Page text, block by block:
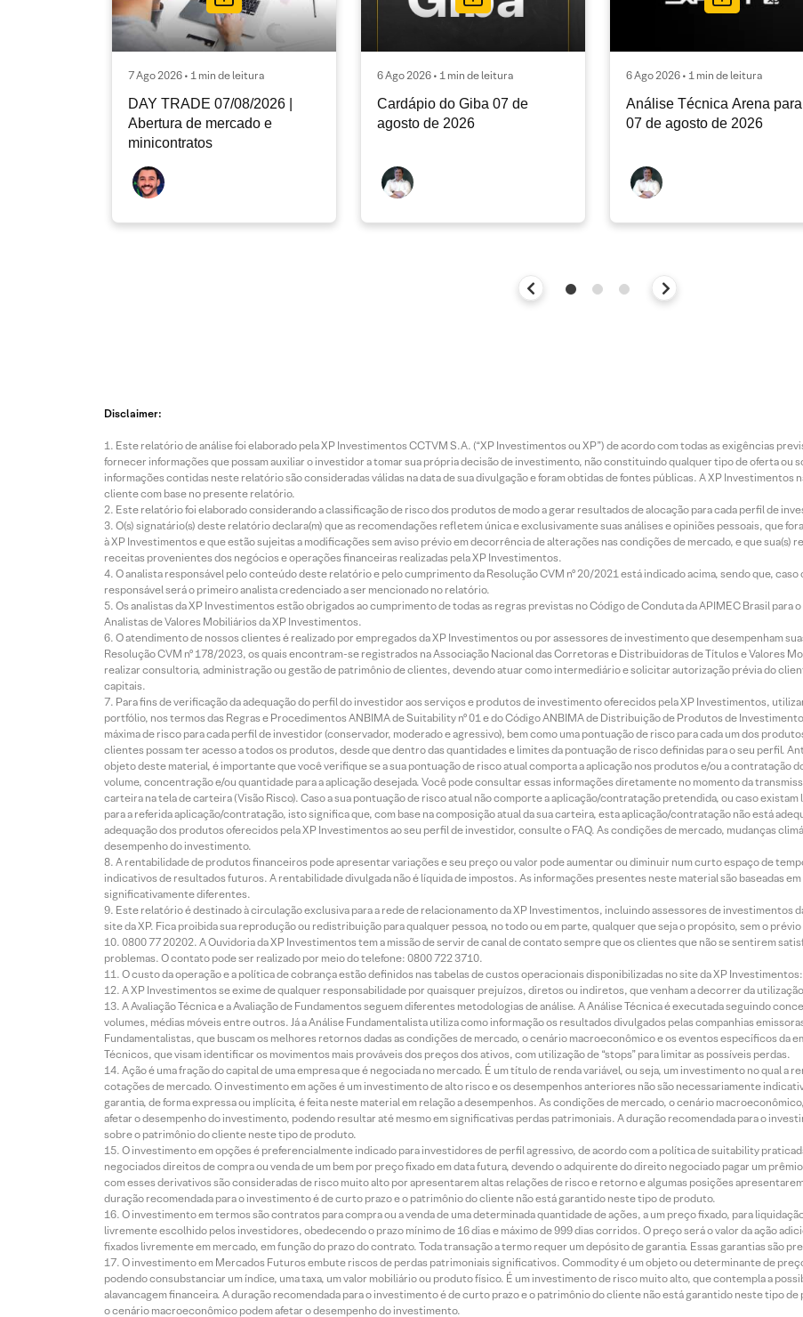
7 Ago 2026 • 1 min de leitura
DAY TRADE 07/08/2026 |
Abertura de mercado e
minicontratos
6 Ago 2026 • 1 min de leitura
Cardápio do Giba 07 de
agosto de 2026
6 Ago 2026 • 1 min de leitura
Análise Técnica Arena para
07 de agosto de 2026
Disclaimer:
Este relatório de análise foi elaborado pela XP Investimentos CCTVM S.A. (“XP Investimentos ou XP”) de acordo com todas as exigências
fornecer informações que possam auxiliar o investidor a tomar sua própria decisão de investimento, não constituindo qualquer tipo de oferta ou
informações contidas neste relatório são consideradas válidas na data de sua divulgação e foram obtidas de fontes públicas. A XP Investimentos
cliente com base no presente relatório.
Este relatório foi elaborado considerando a classificação de risco dos produtos de modo a gerar resultados de alocação para cada perfil de
O(s) signatário(s) deste relatório declara(m) que as recomendações refletem única e exclusivamente suas análises e opiniões pessoais, que
à XP Investimentos e que estão sujeitas a modificações sem aviso prévio em decorrência de alterações nas condições de mercado, e que sua(s)
receitas provenientes dos negócios e operações financeiras realizadas pela XP Investimentos.
O analista responsável pelo conteúdo deste relatório e pelo cumprimento da Resolução CVM nº 20/2021 está indicado acima, sendo que,
responsável será o primeiro analista credenciado a ser mencionado no relatório.
Os analistas da XP Investimentos estão obrigados ao cumprimento de todas as regras previstas no Código de Conduta da APIMEC Brasil para
Analistas de Valores Mobiliários da XP Investimentos.
O atendimento de nossos clientes é realizado por empregados da XP Investimentos ou por assessores de investimento que desempenham
Resolução CVM nº 178/2023, os quais encontram-se registrados na Associação Nacional das Corretoras e Distribuidoras de Títulos e Valores
realizar consultoria, administração ou gestão de patrimônio de clientes, devendo atuar como intermediário e solicitar autorização prévia do
capitais.
Para fins de verificação da adequação do perfil do investidor aos serviços e produtos de investimento oferecidos pela XP Investimentos,
portfólio, nos termos das Regras e Procedimentos ANBIMA de Suitability nº 01 e do Código ANBIMA de Distribuição de Produtos de
máxima de risco para cada perfil de investidor (conservador, moderado e agressivo), bem como uma pontuação de risco para cada um dos
clientes possam ter acesso a todos os produtos, desde que dentro das quantidades e limites da pontuação de risco definidas para o seu perfil.
objeto deste material, é importante que você verifique se a sua pontuação de risco atual comporta a aplicação nos produtos e/ou a contratação
volume, concentração e/ou quantidade para a aplicação desejada. Você pode consultar essas informações diretamente no momento da
carteira na tela de carteira (Visão Risco). Caso a sua pontuação de risco atual não comporte a aplicação/contratação pretendida, ou caso
para a referida aplicação/contratação, isto significa que, com base na composição atual da sua carteira, esta aplicação/contratação não está
adequação dos produtos oferecidos pela XP Investimentos ao seu perfil de investidor, consulte o FAQ. As condições de mercado, mudanças
desempenho do investimento.
A rentabilidade de produtos financeiros pode apresentar variações e seu preço ou valor pode aumentar ou diminuir num curto espaço de
indicativos de resultados futuros. A rentabilidade divulgada não é líquida de impostos. As informações presentes neste material são baseadas
significativamente diferentes.
Este relatório é destinado à circulação exclusiva para a rede de relacionamento da XP Investimentos, incluindo assessores de investimentos
site da XP. Fica proibida sua reprodução ou redistribuição para qualquer pessoa, no todo ou em parte, qualquer que seja o propósito, sem o
0800 77 20202. A Ouvidoria da XP Investimentos tem a missão de servir de canal de contato sempre que os clientes que não se sentirem
problemas. O contato pode ser realizado por meio do telefone: 0800 722 3710.
O custo da operação e a política de cobrança estão definidos nas tabelas de custos operacionais disponibilizadas no site da XP
A XP Investimentos se exime de qualquer responsabilidade por quaisquer prejuízos, diretos ou indiretos, que venham a decorrer da
A Avaliação Técnica e a Avaliação de Fundamentos seguem diferentes metodologias de análise. A Análise Técnica é executada seguindo
volumes, médias móveis entre outros. Já a Análise Fundamentalista utiliza como informação os resultados divulgados pelas companhias
Fundamentalistas, que buscam os melhores retornos dadas as condições de mercado, o cenário macroeconômico e os eventos específicos da
Técnicos, que visam identificar os movimentos mais prováveis dos preços dos ativos, com utilização de “stops” para limitar as possíveis perdas.
Ação é uma fração do capital de uma empresa que é negociada no mercado. É um título de renda variável, ou seja, um investimento no qual a
cotações de mercado. O investimento em ações é um investimento de alto risco e os desempenhos anteriores não são necessariamente
garantia, de forma expressa ou implícita, é feita neste material em relação a desempenhos. As condições de mercado, o cenário
afetar o desempenho do investimento, podendo resultar até mesmo em significativas perdas patrimoniais. A duração recomendada para o
sobre o patrimônio do cliente neste tipo de produto.
O investimento em opções é preferencialmente indicado para investidores de perfil agressivo, de acordo com a política de suitability
negociados direitos de compra ou venda de um bem por preço fixado em data futura, devendo o adquirente do direito negociado pagar um
com esses derivativos são consideradas de risco muito alto por apresentarem altas relações de risco e retorno e algumas posições
duração recomendada para o investimento é de curto prazo e o patrimônio do cliente não está garantido neste tipo de produto.
O investimento em termos são contratos para compra ou a venda de uma determinada quantidade de ações, a um preço fixado, para
livremente escolhido pelos investidores, obedecendo o prazo mínimo de 16 dias e máximo de 999 dias corridos. O preço será o valor da ação
fixados livremente em mercado, em função do prazo do contrato. Toda transação a termo requer um depósito de garantia. Essas garantias são
O investimento em Mercados Futuros embute riscos de perdas patrimoniais significativos. Commodity é um objeto ou determinante de
podendo consubstanciar um índice, uma taxa, um valor mobiliário ou produto físico. É um investimento de risco muito alto, que contempla a
alavancagem financeira. A duração recomendada para o investimento é de curto prazo e o patrimônio do cliente não está garantido neste tipo
o cenário macroeconômico podem afetar o desempenho do investimento.